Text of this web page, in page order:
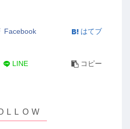
Facebook はてブ
LINE コピー